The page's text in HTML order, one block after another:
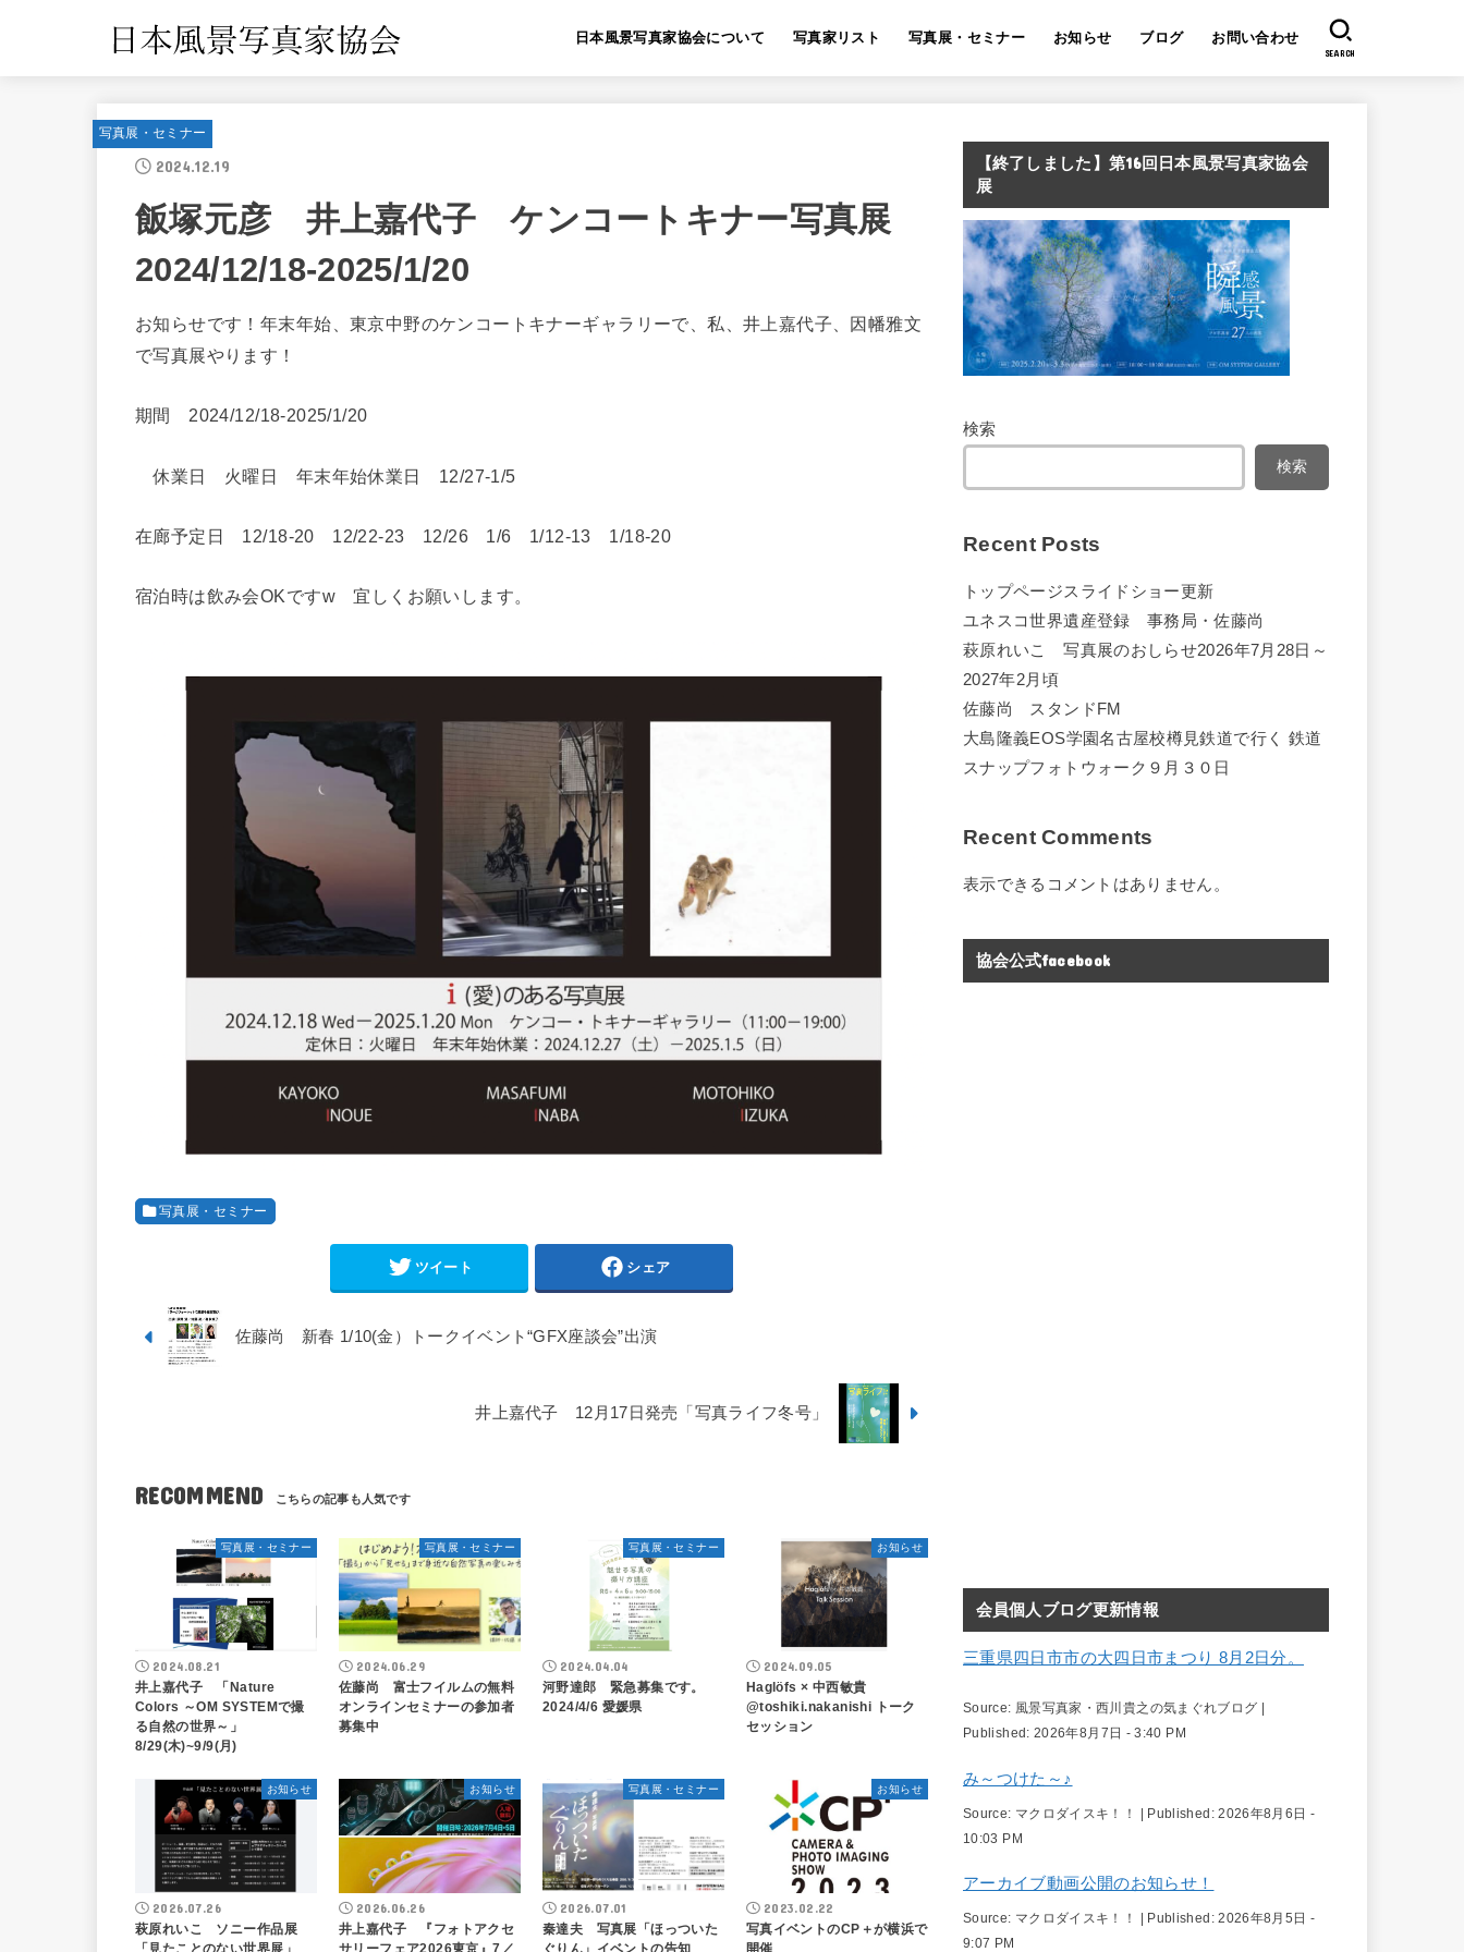
日本風景写真家協会について 写真家リスト 写真展・セミナー お知らせ ブログ お問い合わせ
SEARCH
写真展・セミナー
2024.12.19
飯塚元彦 井上嘉代子 ケンコートキナー写真展
2024/12/18-2025/1/20
お知らせです！年末年始、東京中野のケンコートキナーギャラリーで、私、井上嘉代子、因幡雅文
で写真展やります！
期間 2024/12/18-2025/1/20
休業日 火曜日 年末年始休業日 12/27-1/5
在廊予定日 12/18-20 12/22-23 12/26 1/6 1/12-13 1/18-20
宿泊時は飲み会OKですw 宜しくお願いします。
写真展・セミナー
ツイート シェア
佐藤尚 新春 1/10(金）トークイベント“GFX座談会”出演
井上嘉代子 12月17日発売「写真ライフ冬号」
RECOMMEND
写真展・セミナー
2024.08.21
井上嘉代子 「Nature
Colors ～OM SYSTEMで撮
る自然の世界～」
8/29(木)~9/9(月)
写真展・セミナー
2024.06.29
佐藤尚 富士フイルムの無料
オンラインセミナーの参加者
募集中
写真展・セミナー
2024.04.04
河野達郎 緊急募集です。
2024/4/6 愛媛県
お知らせ
2024.09.05
Haglöfs × 中西敏貴
@toshiki.nakanishi トーク
セッション
お知らせ
2026.07.26
萩原れいこ ソニー作品展
「見たことのない世界展」
お知らせ
2026.06.26
井上嘉代子 『フォトアクセ
サリーフェア2026東京』7／
写真展・セミナー
2026.07.01
秦達夫 写真展「ほっついた
ぐりん」イベントの告知
お知らせ
2023.02.22
写真イベントのCP＋が横浜で
開催
【終了しました】第16回日本風景写真家協会
展
検索
検索
Recent Posts
トップページスライドショー更新
ユネスコ世界遺産登録 事務局・佐藤尚
萩原れいこ 写真展のおしらせ2026年7月28日～
2027年2月頃
佐藤尚 スタンドFM
大島隆義EOS学園名古屋校樽見鉄道で行く 鉄道
スナップフォトウォーク９月３０日
Recent Comments
表示できるコメントはありません。
協会公式facebook
会員個人ブログ更新情報
三重県四日市市の大四日市まつり 8月2日分。
Source: 風景写真家・西川貴之の気まぐれブログ
Published: 2026年8月7日 - 3:40 PM
み～つけた～♪
Source: マクロダイスキ！！ | Published:2026年8月6日 -
10:03 PM
アーカイブ動画公開のお知らせ！
Source: マクロダイスキ！！ Published:2026年8月5日 -
9:07 PM